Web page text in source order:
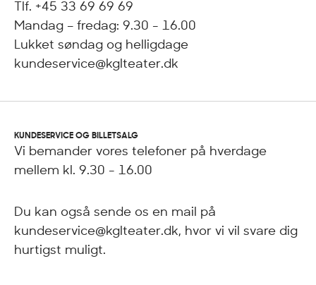
Tlf. +45 33 69 69 69
Mandag – fredag: 9.30 - 16.00
Lukket søndag og helligdage
kundeservice@kglteater.dk
KUNDESERVICE OG BILLETSALG
Vi bemander vores telefoner på hverdage
mellem kl. 9.30 - 16.00
Du kan også sende os en mail på
kundeservice@kglteater.dk, hvor vi vil svare dig
hurtigst muligt.